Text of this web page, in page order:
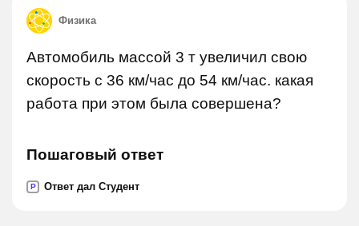
Физика
Автомобиль массой 3 т увеличил свою
скорость с 36 км/час до 54 км/час. какая
работа при этом была совершена?
Пошаговый ответ
P Ответ дал Студент